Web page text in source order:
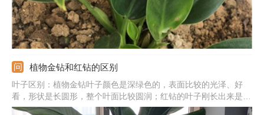
植物金钻和红钻的区别
叶子区别：植物金钻叶子颜色是深绿色的，表面比较的光泽、好
看，形状是长圆形，整个叶面比较圆润；红钻的叶子刚长出来是红
色，后期随着生长会变成绿色，形状是狭心形。毒性区别：金钻的